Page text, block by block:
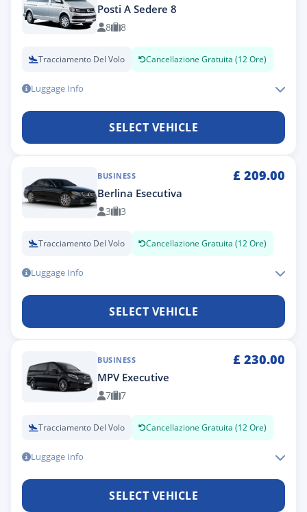
Posti A Sedere 8
8 8
Tracciamento Del Volo Cancellazione Gratuita (12 Ore)
Luggage Info
SELECT VEHICLE
BUSINESS £ 209.00
Berlina Esecutiva
3 3
Tracciamento Del Volo Cancellazione Gratuita (12 Ore)
Luggage Info
SELECT VEHICLE
BUSINESS £ 230.00
MPV Executive
7 7
Tracciamento Del Volo Cancellazione Gratuita (12 Ore)
Luggage Info
SELECT VEHICLE